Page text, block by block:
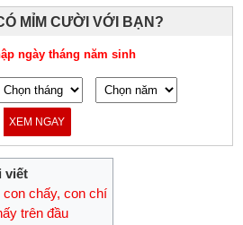
MỈM CƯỜI VỚI BẠN?
ngày tháng năm sinh
XEM NGAY
viết
chấy, con chí
trên đầu